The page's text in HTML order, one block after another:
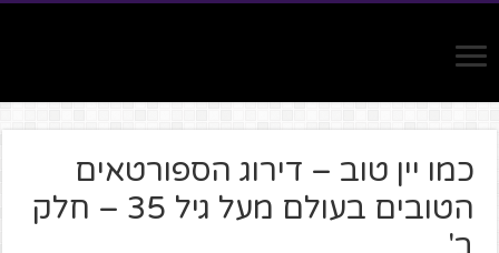
כמו יין טוב – דירוג הספורטאים
הטובים בעולם מעל גיל 35 – חלק